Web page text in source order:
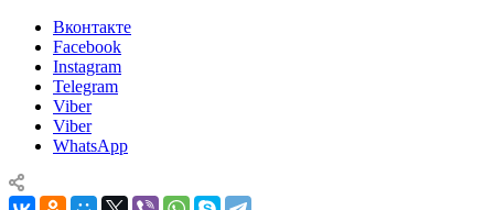
Вконтакте
Facebook
Instagram
Telegram
Viber
Viber
WhatsApp